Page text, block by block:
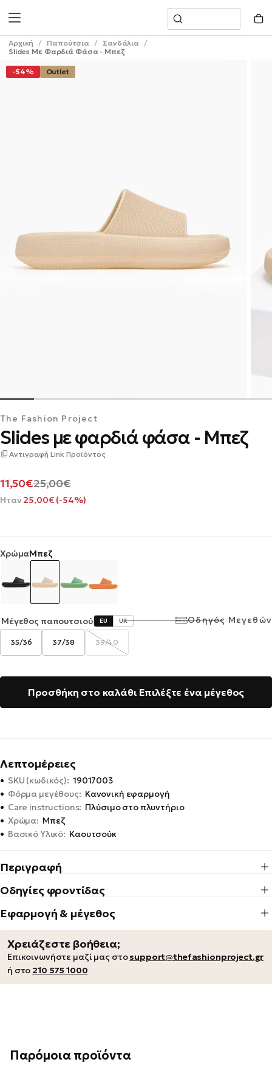
Μετάβαση
Στο
Περιεχόμενο
Αρχική / Παπούτσια / Σανδάλια /
Slides Με Φαρδιά Φάσα - Μπεζ
-54% Outlet
The Fashion Project
Slides με φαρδιά φάσα - Μπεζ
Αντιγραφή Link Προϊόντος
Κανονική
τιμή
25,00€
Τιμή
προσφοράς
11,50€
Ήταν25,00€ (-54%)
ΧρώμαΜπεζ
Μέγεθος παπουτσιού EU UK Οδηγός Μεγεθών
35/36 37/38 39/40
Η
παραλλαγή
διαθέσιμη
Προσθήκη στο καλάθι Επιλέξτε ένα μέγεθος
Λεπτομέρειες
• SKU (κωδικός): 19017003
• Φόρμα μεγέθους: Κανονική εφαρμογή
• Care instructions: Πλύσιμο στο πλυντήριο
• Χρώμα: Μπεζ
• Βασικό Υλικό: Καουτσούκ
Περιγραφή
Οδηγίες φροντίδας
Εφαρμογή & μέγεθος
Χρειάζεστε βοήθεια;
Επικοινωνήστε μαζί μας στοsupport@thefashionproject.gr
ή στο 210 575 1000
Παρόμοια προϊόντα